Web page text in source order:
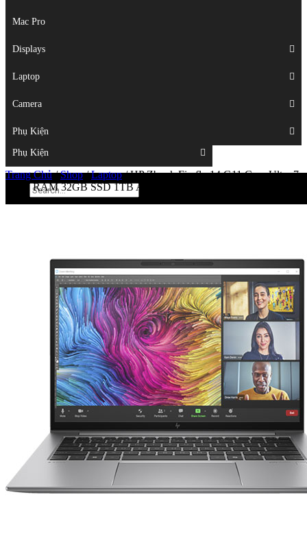
Mac Studio
Mac Pro
Displays
Laptop
Camera
Phụ Kiện
Mac Pro
Displays
Laptop
Camera
Phụ Kiện
Top
Trang Chủ/Shop/Laptop/HP Zbook Firefly 14 G11 Core Ultra 7
155H RAM 32GB SSD 1TB Arc Windows 11 Pro